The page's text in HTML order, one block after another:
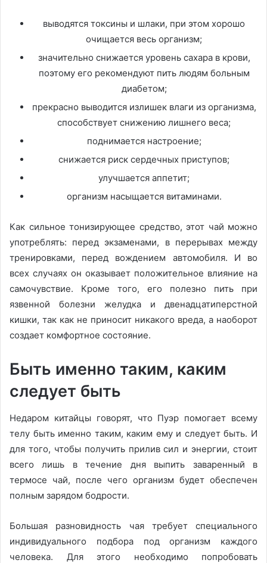
выводятся токсины и шлаки, при этом хорошо
очищается весь организм;
значительно снижается уровень сахара в крови,
поэтому его рекомендуют пить людям больным
диабетом;
прекрасно выводится излишек влаги из организма,
способствует снижению лишнего веса;
поднимается настроение;
снижается риск сердечных приступов;
улучшается аппетит;
организм насыщается витаминами.
Как сильное тонизирующее средство, этот чай можно
употреблять: перед экзаменами, в перерывах между
тренировками, перед вождением автомобиля. И во
всех случаях он оказывает положительное влияние на
самочувствие. Кроме того, его полезно пить при
язвенной болезни желудка и двенадцатиперстной
кишки, так как не приносит никакого вреда, а наоборот
создает комфортное состояние.
Быть именно таким, каким
следует быть
Недаром китайцы говорят, что Пуэр помогает всему
телу быть именно таким, каким ему и следует быть. И
для того, чтобы получить прилив сил и энергии, стоит
всего лишь в течение дня выпить заваренный в
термосе чай, после чего организм будет обеспечен
полным зарядом бодрости.
Большая разновидность чая требует специального
индивидуального подбора под организм каждого
человека. Для этого необходимо попробовать